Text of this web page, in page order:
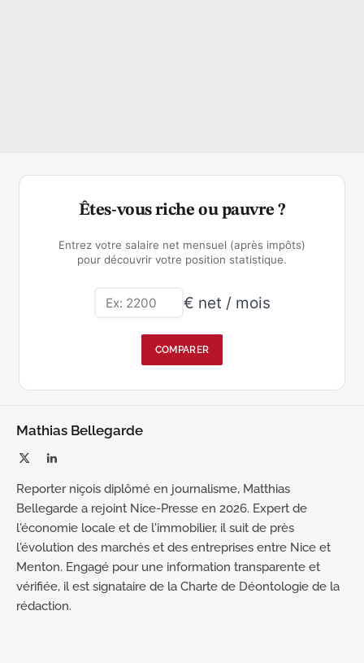
Êtes-vous riche ou pauvre ?
Entrez votre salaire net mensuel (après impôts)
pour découvrir votre position statistique.
€ net / mois
COMPARER
Mathias Bellegarde
LinkedIn
Reporter niçois diplômé en journalisme, Matthias
Bellegarde a rejoint Nice-Presse en 2026. Expert de
l'économie locale et de l'immobilier, il suit de près
l'évolution des marchés et des entreprises entre Nice et
Menton. Engagé pour une information transparente et
vérifiée, il est signataire de la Charte de Déontologie de la
rédaction.